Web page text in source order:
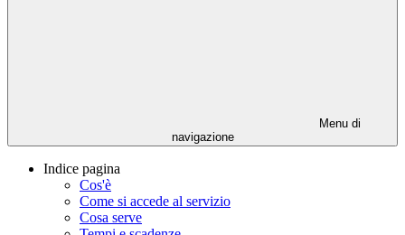
Menu di
navigazione
Indice pagina
Cos'è
Come si accede al servizio
Cosa serve